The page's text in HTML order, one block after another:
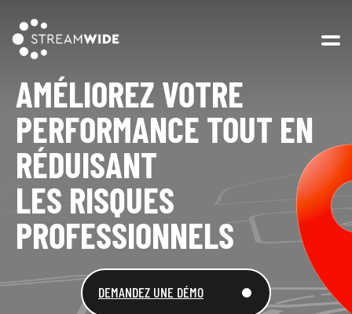
AMÉLIOREZ VOTRE
PERFORMANCE TOUT EN
RÉDUISANT
LES RISQUES
PROFESSIONNELS
DEMANDEZ UNE DÉMO